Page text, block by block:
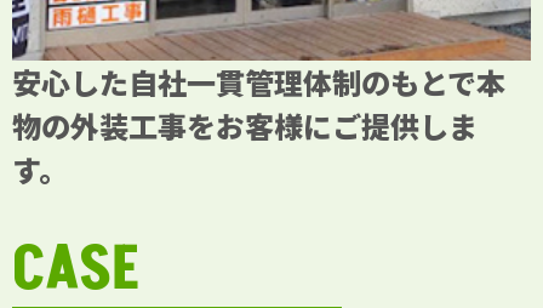
安心した自社一貫管理体制のもとで本
物の外装工事をお客様にご提供しま
す。
CASE